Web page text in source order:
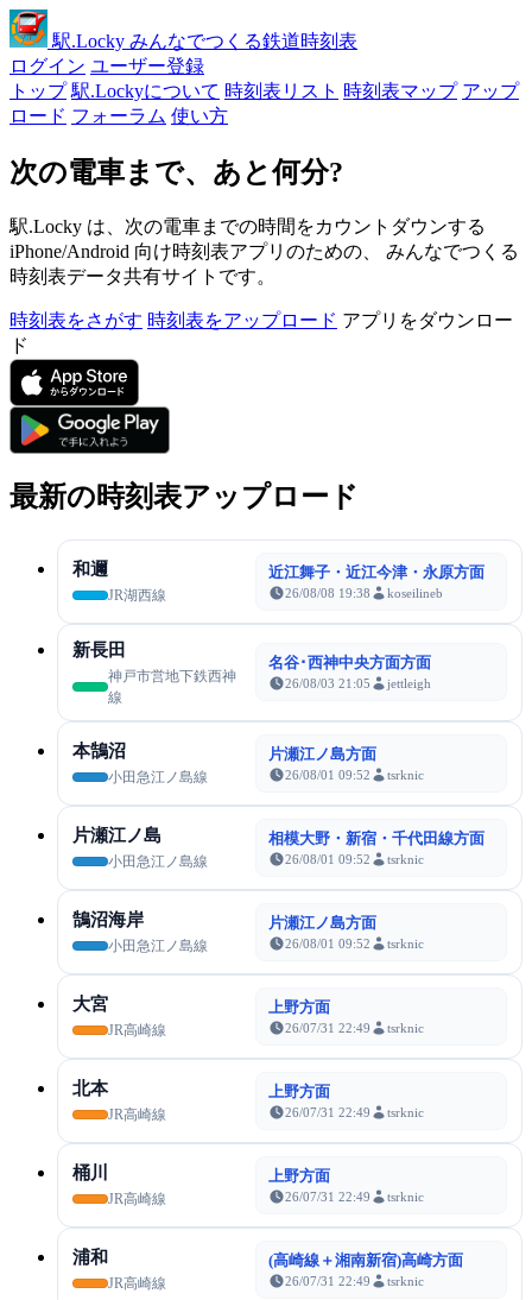
駅.Locky みんなでつくる鉄道時刻表
ログイン ユーザー登録
トップ 駅.Lockyについて 時刻表リスト 時刻表マップ アップ
ロード フォーラム 使い方
次の電車まで、あと何分?
駅.Locky は、次の電車までの時間をカウントダウンする
iPhone/Android 向け時刻表アプリのための、 みんなでつくる
時刻表データ共有サイトです。
時刻表をさがす 時刻表をアップロード アプリをダウンロー
ド
最新の時刻表アップロード
和邇
JR湖西線
近江舞子・近江今津・永原方面
26/08/08 19:38 koseilineb
新長田
神戸市営地下鉄西神
線
名谷･西神中央方面方面
26/08/03 21:05 jettleigh
本鵠沼
小田急江ノ島線
片瀬江ノ島方面
26/08/01 09:52 tsrknic
片瀬江ノ島
小田急江ノ島線
相模大野・新宿・千代田線方面
26/08/01 09:52 tsrknic
鵠沼海岸
小田急江ノ島線
片瀬江ノ島方面
26/08/01 09:52 tsrknic
大宮
JR高崎線
上野方面
26/07/31 22:49 tsrknic
北本
JR高崎線
上野方面
26/07/31 22:49 tsrknic
桶川
JR高崎線
上野方面
26/07/31 22:49 tsrknic
浦和
JR高崎線
(高崎線＋湘南新宿)高崎方面
26/07/31 22:49 tsrknic